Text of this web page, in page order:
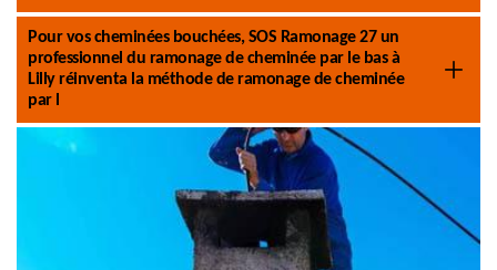
Pour vos cheminées bouchées, SOS Ramonage 27 un
professionnel du ramonage de cheminée par le bas à
Lilly réinventa la méthode de ramonage de cheminée
par l